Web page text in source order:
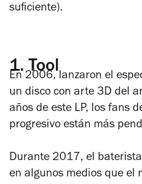
suficiente).
1.Tool
En 2006, lanzaron el
un disco con arte 3D del
años de este LP, los fans
progresivo están más
Durante 2017, el
en algunos medios que el